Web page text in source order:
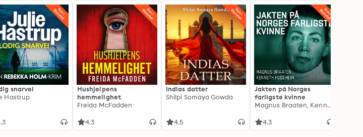
snarvei
Hastrup
Hushjelpens
hemmelighet
Freida McFadden
4.3
Indias datter
Shilpi Somaya Gowda
4.5
Jakten på Norges
farligste kvinne
Magnus Braaten, Kenneth Fossheim
4.3